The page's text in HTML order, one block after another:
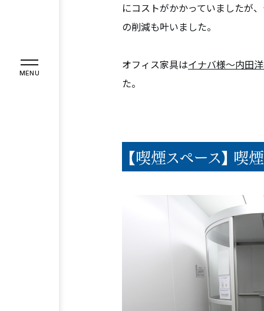
MENU
WORKS 施工事例
VOICE お客様の声
インタビュー
代表メッセージ 企業理念 会
RECRUIT
募集要項 エン
Facebook
にコストがかかっていましたが
の削減も叶いました。
オフィス家具はイナバ様～内田
た。
【喫煙スペース】 喫